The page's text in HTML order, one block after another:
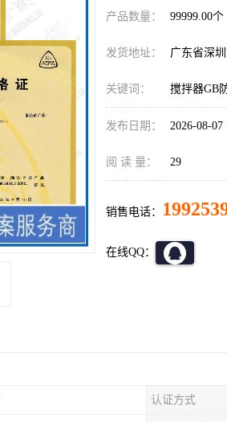
产品数量： 99999.00个
发货地址： 广东省深
关键词： 搅拌器GB
发布日期： 2026-08-07
阅 读 量： 29
销售电话：
在线QQ：
认证方式